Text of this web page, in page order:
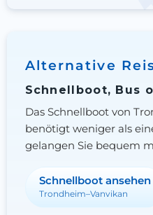
Alternative
Schnellboot, Bus
Das Schnellboot von
benötigt weniger als
gelangen Sie bequem
Schnellboot ansehen
Trondheim–Vanvikan